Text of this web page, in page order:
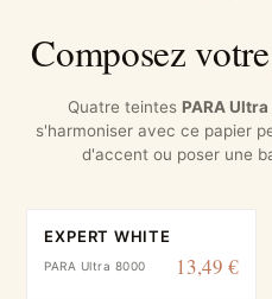
Composez
Quatre teintes PARA
s'harmoniser avec ce papier
d'accent ou poser une
EXPERT WHITE
PARA Ultra 8000 13,49 €